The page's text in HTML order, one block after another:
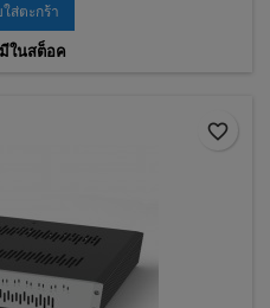
มาก
ส่ตะกร้า
ในสต็อค
favorite_border